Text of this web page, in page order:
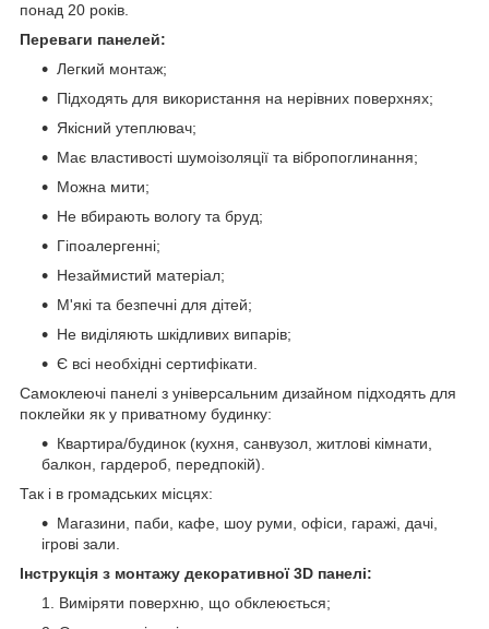
понад 20 років.
Переваги панелей:
Легкий монтаж;
Підходять для використання на нерівних поверхнях;
Якісний утеплювач;
Має властивості шумоізоляції та вібропоглинання;
Можна мити;
Не вбирають вологу та бруд;
Гіпоалергенні;
Незаймистий матеріал;
М'які та безпечні для дітей;
Не виділяють шкідливих випарів;
Є всі необхідні сертифікати.
Самоклеючі панелі з універсальним дизайном підходять для
поклейки як у приватному будинку:
Квартира/будинок (кухня, санвузол, житлові кімнати,
балкон, гардероб, передпокій).
Так і в громадських місцях:
Магазини, паби, кафе, шоу руми, офіси, гаражі, дачі,
ігрові зали.
Інструкція з монтажу декоративної 3D панелі:
Виміряти поверхню, що обклеюється;